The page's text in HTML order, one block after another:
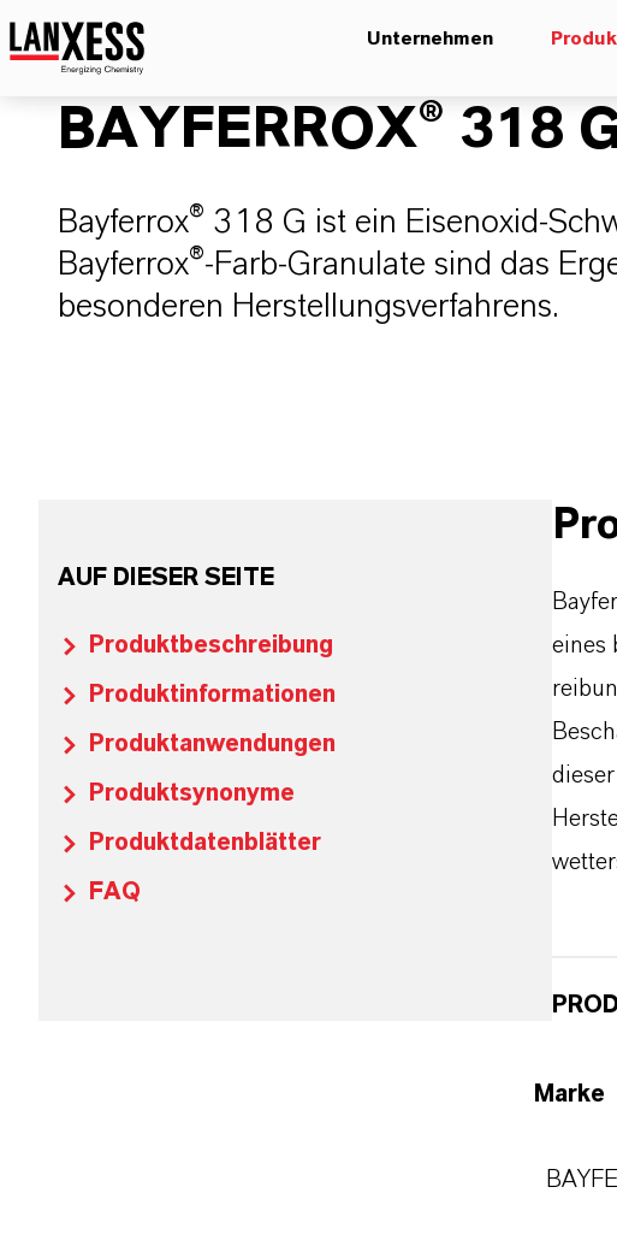
Unternehmen
BAYFERROX® 318
Bayferrox® 318 G ist ein Eisenoxid-
Bayferrox®-Farb-Granulate sind das
besonderen Herstellungsverfahrens.
AUF DIESER SEITE
Produktbeschreibung
Produktinformationen
Produktanwendungen
Produktsynonyme
Produktdatenblätter
FAQ
eines
Marke